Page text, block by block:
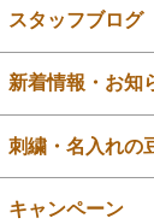
スタッフブログ
新着情報・お知
刺繍・名入れの
キャンペーン